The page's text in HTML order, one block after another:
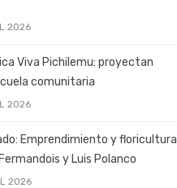
2026
Viva Pichilemu: proyectan
comunitaria
2026
Emprendimiento y floricultura
y Luis Polanco
2026